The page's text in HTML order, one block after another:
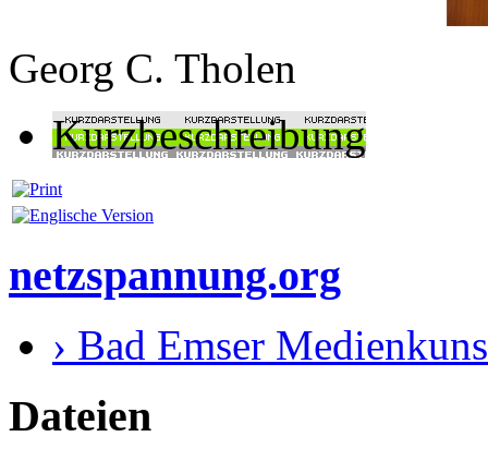
Georg C. Tholen
Kurzbeschreibung
netzspannung.org
› Bad Emser
Dateien